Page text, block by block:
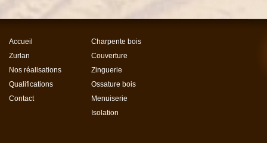
Accueil
Zurlan
Nos réalisations
Qualifications
Contact
Charpente bois
Couverture
Zinguerie
Ossature bois
Menuiserie
Isolation